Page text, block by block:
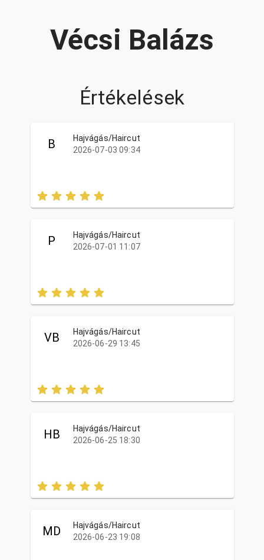
Vécsi Balázs
Értékelések
B
Hajvágás/Haircut
2026-07-03 09:34
P
Hajvágás/Haircut
2026-07-01 11:07
VB
Hajvágás/Haircut
2026-06-29 13:45
HB
Hajvágás/Haircut
2026-06-25 18:30
MD
Hajvágás/Haircut
2026-06-23 19:08